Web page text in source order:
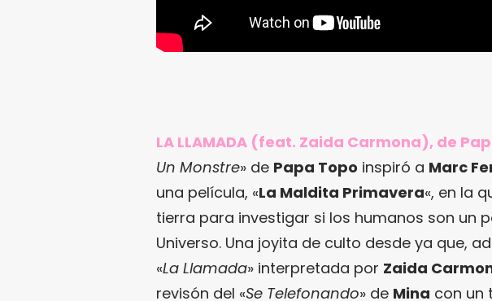
LA LLAMADA (feat. Zaida Carmona), de
Un Monstre» de Papa Topo inspiró a Marc
una película, «La Maldita Primavera«, en la
tierra para investigar si los humanos son un
Universo. Una joyita de culto desde ya que,
«La Llamada» interpretada por Zaida
revisón del «Se Telefonando» de Mina con un